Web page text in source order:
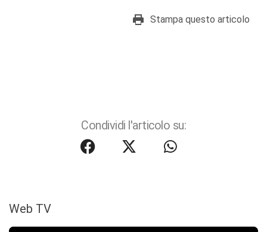
Stampa questo articolo
Condividi l'articolo su:
Web TV